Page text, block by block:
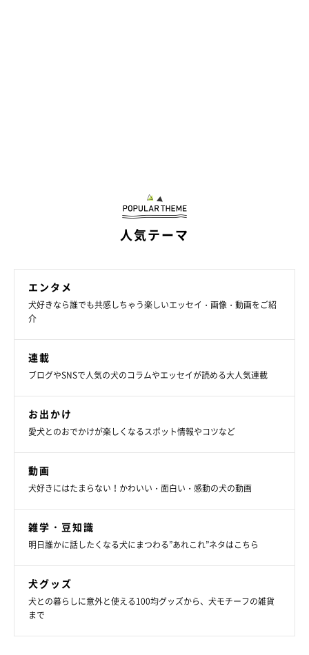
人気テーマ
エンタメ
犬好きなら誰でも共感しちゃう楽しいエッセイ・画像・動画をご紹
介
連載
ブログやSNSで人気の犬のコラムやエッセイが読める大人気連載
お出かけ
愛犬とのおでかけが楽しくなるスポット情報やコツなど
動画
犬好きにはたまらない！かわいい・面白い・感動の犬の動画
雑学・豆知識
明日誰かに話したくなる犬にまつわる”あれこれ”ネタはこちら
犬グッズ
犬との暮らしに意外と使える100均グッズから、犬モチーフの雑貨
まで